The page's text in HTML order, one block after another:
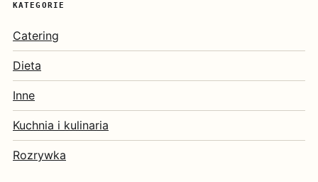
KATEGORIE
Catering
Dieta
Inne
Kuchnia i kulinaria
Rozrywka